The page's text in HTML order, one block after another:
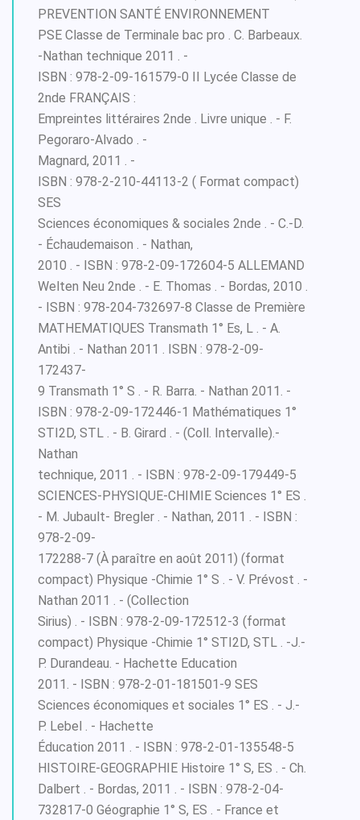
PREVENTION SANTÉ ENVIRONNEMENT
PSE Classe de Terminale bac pro . C. Barbeaux.
-Nathan technique 2011 . -
ISBN : 978-2-09-161579-0 II Lycée Classe de
2nde FRANÇAIS :
Empreintes littéraires 2nde . Livre unique . - F.
Pegoraro-Alvado . -
Magnard, 2011 . -
ISBN : 978-2-210-44113-2 ( Format compact)
SES
Sciences économiques & sociales 2nde . - C.-D.
- Échaudemaison . - Nathan,
2010 . - ISBN : 978-2-09-172604-5 ALLEMAND
Welten Neu 2nde . - E. Thomas . - Bordas, 2010 .
- ISBN : 978-204-732697-8 Classe de Première
MATHEMATIQUES Transmath 1° Es, L . - A.
Antibi . - Nathan 2011 . ISBN : 978-2-09-
172437-
9 Transmath 1° S . - R. Barra. - Nathan 2011. -
ISBN : 978-2-09-172446-1 Mathématiques 1°
STI2D, STL . - B. Girard . - (Coll. Intervalle).-
Nathan
technique, 2011 . - ISBN : 978-2-09-179449-5
SCIENCES-PHYSIQUE-CHIMIE Sciences 1° ES .
- M. Jubault- Bregler . - Nathan, 2011 . - ISBN :
978-2-09-
172288-7 (À paraître en août 2011) (format
compact) Physique -Chimie 1° S . - V. Prévost . -
Nathan 2011 . - (Collection
Sirius) . - ISBN : 978-2-09-172512-3 (format
compact) Physique -Chimie 1° STI2D, STL . -J.-
P. Durandeau. - Hachette Education
2011. - ISBN : 978-2-01-181501-9 SES
Sciences économiques et sociales 1° ES . - J.-
P. Lebel . - Hachette
Éducation 2011 . - ISBN : 978-2-01-135548-5
HISTOIRE-GEOGRAPHIE Histoire 1° S, ES . - Ch.
Dalbert . - Bordas, 2011 . - ISBN : 978-2-04-
732817-0 Géographie 1° S, ES . - France et